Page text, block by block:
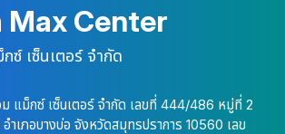
Max Center
ซ์ เซ็นเตอร์ จำกัด
แม็กซ์ เซ็นเตอร์ จำกัด เลขที่ 444/486 หมู่ที่ 2
ำเภอบางบ่อ จังหวัดสมุทรปราการ 10560 เลข